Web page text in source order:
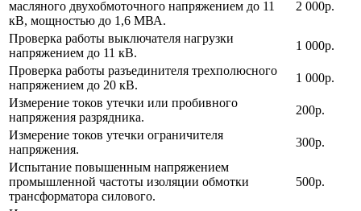
масляного двухобмоточного напряжением до 11
кВ, мощностью до 1,6 МВА.
2 000р.
Проверка работы выключателя нагрузки
напряжением до 11 кВ.
1 000р.
Проверка работы разъединителя трехполюсного
напряжением до 20 кВ.
1 000р.
Измерение токов утечки или пробивного
напряжения разрядника.
200р.
Измерение токов утечки ограничителя
напряжения.
300р.
Испытание повышенным напряжением
промышленной частоты изоляции обмотки
трансформатора силового.
500р.